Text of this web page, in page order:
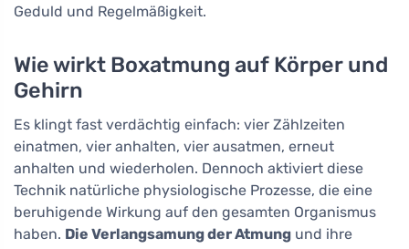
Geduld und Regelmäßigkeit.
Wie wirkt Boxatmung auf Körper und
Gehirn
Es klingt fast verdächtig einfach: vier Zählzeiten
einatmen, vier anhalten, vier ausatmen, erneut
anhalten und wiederholen. Dennoch aktiviert diese
Technik natürliche physiologische Prozesse, die eine
beruhigende Wirkung auf den gesamten Organismus
haben. Die Verlangsamung der Atmung und ihre